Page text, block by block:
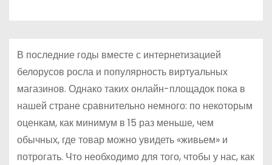
В последние годы вместе с интернетизацией
белорусов росла и популярность виртуальных
магазинов. Однако таких онлайн-площадок пока в
нашей стране сравнительно немного: по некоторым
оценкам, как минимум в 15 раз меньше, чем
обычных, где товар можно увидеть «живьем» и
потрогать. Что необходимо для того, чтобы у нас, как